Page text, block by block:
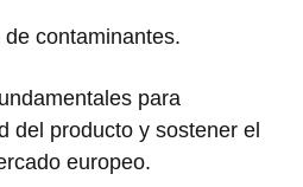
contaminantes.
para
del producto y sostener el
europeo.